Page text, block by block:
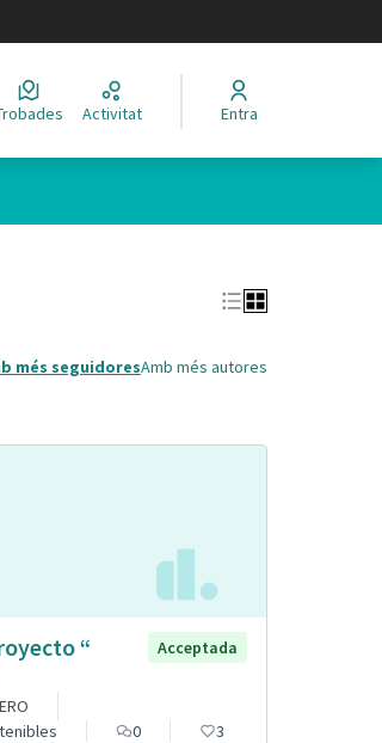
Trobades Activitat Entra
més seguidoresAmb més autores
“
Acceptada
0 3